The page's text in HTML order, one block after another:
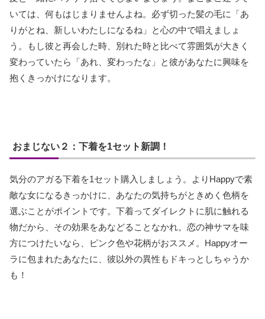
いては、何もはじまりませんよね。必ず切った髪の毛に「あ
りがとね、新しいわたしになるね」と心の中で唱えましょ
う。もし彼と再会した時、別れた時と比べて雰囲気が大きく
変わっていたら「あれ、変わったな」と彼があなたに興味を
抱くきっかけになります。
おまじない２：下着を1セット新調！
気分のアガる下着を1セット購入しましょう。よりHappyで素
敵な女になるきっかけに、あなたの気持ちがときめく色柄を
選ぶことがポイントです。下着ってダイレクトに肌に触れる
物だから、その効果をあなどることなかれ。恋の神サマを味
方につけたいなら、ピンク色や花柄がおススメ。Happyオー
ラに包まれたあなたに、彼以外の異性もドキっとしちゃうか
も！